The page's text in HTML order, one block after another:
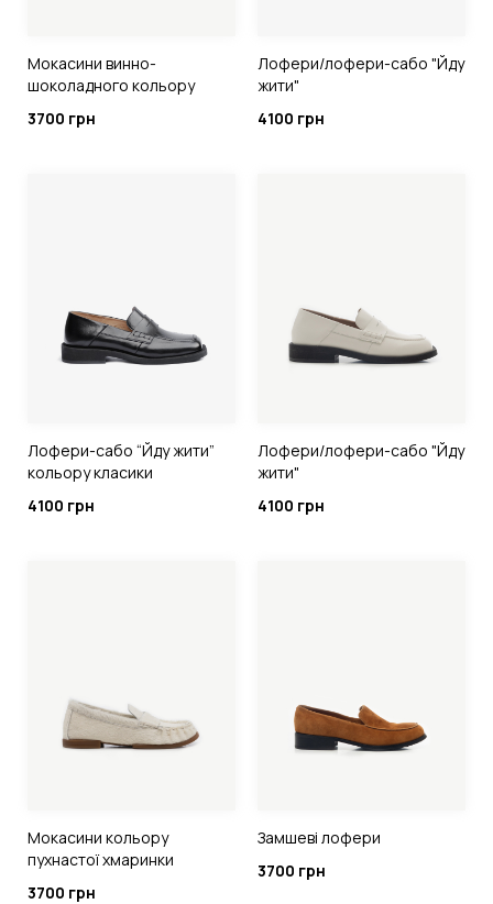
Мокасини винно-
шоколадного кольору
3700 грн
Лофери/лофери-сабо "Йду
жити"
4100 грн
Лофери-сабо “Йду жити”
кольору класики
4100 грн
Лофери/лофери-сабо "Йду
жити"
4100 грн
Мокасини кольору
пухнастої хмаринки
3700 грн
Замшеві лофери
3700 грн